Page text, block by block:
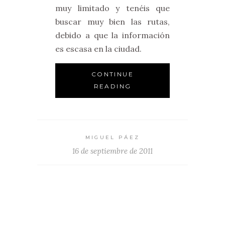
muy limitado y tenéis que
buscar muy bien las rutas,
debido a que la información
es escasa en la ciudad.
CONTINUE
READING
MIGUEL PÁEZ
16 de septiembre de 2011